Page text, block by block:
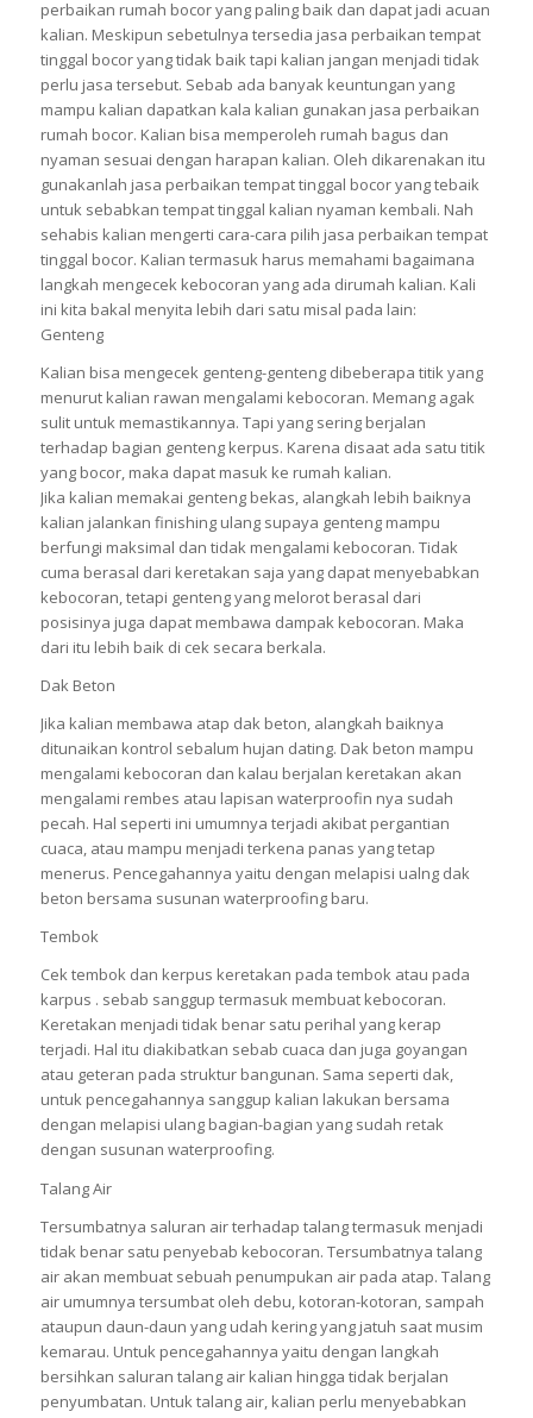
perbaikan rumah bocor yang paling baik dan dapat jadi acuan
kalian. Meskipun sebetulnya tersedia jasa perbaikan tempat
tinggal bocor yang tidak baik tapi kalian jangan menjadi tidak
perlu jasa tersebut. Sebab ada banyak keuntungan yang
mampu kalian dapatkan kala kalian gunakan jasa perbaikan
rumah bocor. Kalian bisa memperoleh rumah bagus dan
nyaman sesuai dengan harapan kalian. Oleh dikarenakan itu
gunakanlah jasa perbaikan tempat tinggal bocor yang tebaik
untuk sebabkan tempat tinggal kalian nyaman kembali. Nah
sehabis kalian mengerti cara-cara pilih jasa perbaikan tempat
tinggal bocor. Kalian termasuk harus memahami bagaimana
langkah mengecek kebocoran yang ada dirumah kalian. Kali
ini kita bakal menyita lebih dari satu misal pada lain:
Genteng
Kalian bisa mengecek genteng-genteng dibeberapa titik yang
menurut kalian rawan mengalami kebocoran. Memang agak
sulit untuk memastikannya. Tapi yang sering berjalan
terhadap bagian genteng kerpus. Karena disaat ada satu titik
yang bocor, maka dapat masuk ke rumah kalian.
Jika kalian memakai genteng bekas, alangkah lebih baiknya
kalian jalankan finishing ulang supaya genteng mampu
berfungi maksimal dan tidak mengalami kebocoran. Tidak
cuma berasal dari keretakan saja yang dapat menyebabkan
kebocoran, tetapi genteng yang melorot berasal dari
posisinya juga dapat membawa dampak kebocoran. Maka
dari itu lebih baik di cek secara berkala.
Dak Beton
Jika kalian membawa atap dak beton, alangkah baiknya
ditunaikan kontrol sebalum hujan dating. Dak beton mampu
mengalami kebocoran dan kalau berjalan keretakan akan
mengalami rembes atau lapisan waterproofin nya sudah
pecah. Hal seperti ini umumnya terjadi akibat pergantian
cuaca, atau mampu menjadi terkena panas yang tetap
menerus. Pencegahannya yaitu dengan melapisi ualng dak
beton bersama susunan waterproofing baru.
Tembok
Cek tembok dan kerpus keretakan pada tembok atau pada
karpus . sebab sanggup termasuk membuat kebocoran.
Keretakan menjadi tidak benar satu perihal yang kerap
terjadi. Hal itu diakibatkan sebab cuaca dan juga goyangan
atau geteran pada struktur bangunan. Sama seperti dak,
untuk pencegahannya sanggup kalian lakukan bersama
dengan melapisi ulang bagian-bagian yang sudah retak
dengan susunan waterproofing.
Talang Air
Tersumbatnya saluran air terhadap talang termasuk menjadi
tidak benar satu penyebab kebocoran. Tersumbatnya talang
air akan membuat sebuah penumpukan air pada atap. Talang
air umumnya tersumbat oleh debu, kotoran-kotoran, sampah
ataupun daun-daun yang udah kering yang jatuh saat musim
kemarau. Untuk pencegahannya yaitu dengan langkah
bersihkan saluran talang air kalian hingga tidak berjalan
penyumbatan. Untuk talang air, kalian perlu menyebabkan